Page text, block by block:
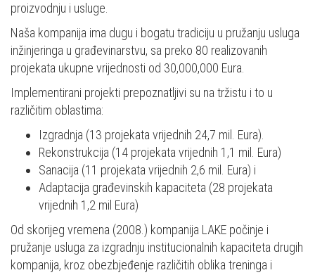
proizvodnju i usluge.
Naša kompanija ima dugu i bogatu tradiciju u pružanju usluga
inžinjeringa u građevinarstvu, sa preko 80 realizovanih
projekata ukupne vrijednosti od 30,000,000 Eura.
Implementirani projekti prepoznatljivi su na tržistu i to u
različitim oblastima:
Izgradnja (13 projekata vrijednih 24,7 mil. Eura).
Rekonstrukcija (14 projekata vrijednih 1,1 mil. Eura)
Sanacija (11 projekata vrijednih 2,6 mil. Eura) i
Adaptacija građevinskih kapaciteta (28 projekata
vrijednih 1,2 mil Eura)
Od skorijeg vremena (2008.) kompanija LAKE počinje i
pružanje usluga za izgradnju institucionalnih kapaciteta drugih
kompanija, kroz obezbjeđenje različitih oblika treninga i